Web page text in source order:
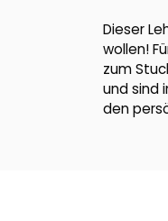
Dieser
wollen!
zum
und sind
den